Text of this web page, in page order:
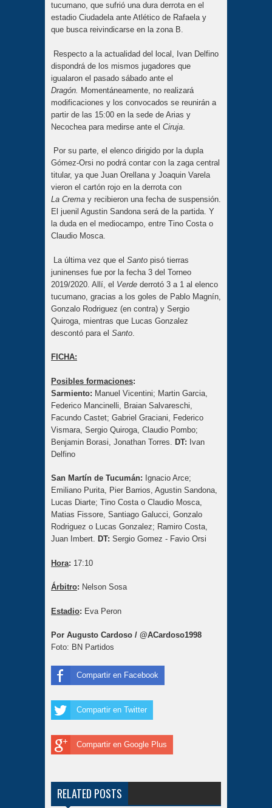
tucumano, que sufrió una dura derrota en el
estadio Ciudadela ante Atlético de Rafaela y
que busca reivindicarse en la zona B.
Respecto a la actualidad del local, Ivan Delfino
dispondrá de los mismos jugadores que
igualaron el pasado sábado ante el
Dragón.
Momentáneamente, no realizará
modificaciones y los convocados se reunirán a
partir de las 15:00 en la sede de Arias y
Necochea para medirse ante el Ciruja
Por su parte, el elenco dirigido por la dupla
Gómez-Orsi no podrá contar con la zaga central
titular, ya que Juan Orellana y Joaquin Varela
vieron el cartón rojo en la derrota con
La Crema y recibieron una fecha de suspensión.
El juenil Agustin Sandona será de la partida. Y
la duda en el mediocampo, entre Tino Costa o
Claudio Mosca.
La última vez que el Santo pisó tierras
juninenses fue por la fecha 3 del Torneo
2019/2020. Allí, el Verde derrotó 3 a 1 al elenco
tucumano, gracias a los goles de Pablo Magnín,
Gonzalo Rodriguez (en contra) y Sergio
Quiroga, mientras que Lucas Gonzalez
descontó para el Santo
FICHA:
Posibles formaciones:
Sarmiento: Manuel Vicentini; Martin Garcia,
Federico Mancinelli, Braian Salvareschi,
Facundo Castet; Gabriel Graciani, Federico
Vismara, Sergio Quiroga, Claudio Pombo;
Benjamin Borasi, Jonathan Torres.
DT: Ivan
Delfino
San Martín de Tucumán: Ignacio Arce;
Emiliano Purita, Pier Barrios, Agustin Sandona,
Lucas Diarte; Tino Costa o Claudio Mosca,
Matias Fissore, Santiago Galucci, Gonzalo
Rodriguez o Lucas Gonzalez; Ramiro Costa,
Juan Imbert. DT: Sergio Gomez - Favio Orsi
Hora: 17:10
Árbitro: Nelson Sosa
Estadio: Eva Peron
Por Augusto Cardoso / @ACardoso1998
Foto: BN Partidos
Compartir en Facebook
Compartir en Twitter
Compartir en Google Plus
RELATED POSTS